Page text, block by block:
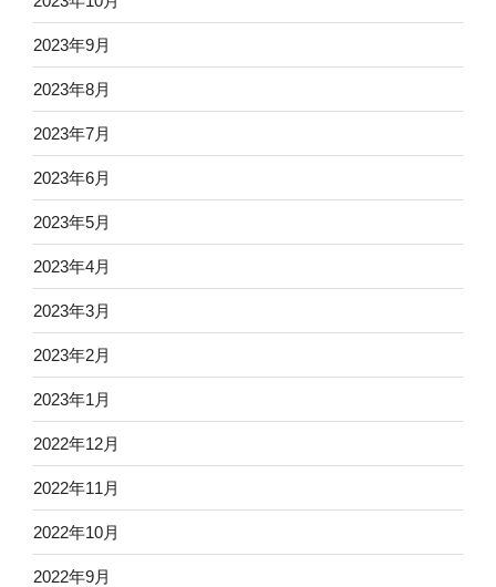
2023年9月
2023年8月
2023年7月
2023年6月
2023年5月
2023年4月
2023年3月
2023年2月
2023年1月
2022年12月
2022年11月
2022年10月
2022年9月